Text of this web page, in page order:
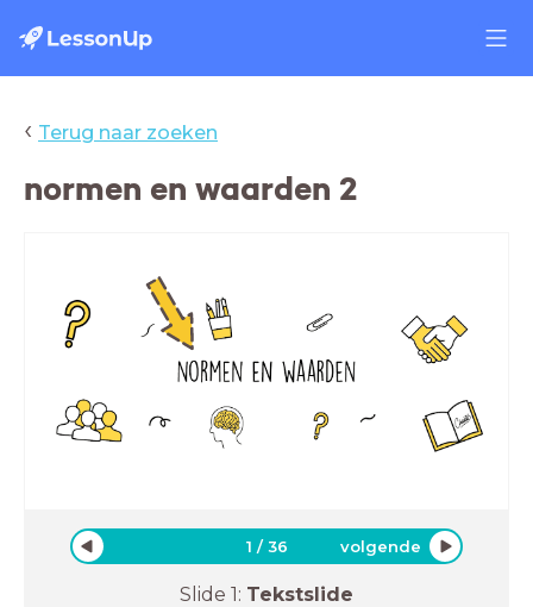
‹ Terug naar zoeken
normen en waarden 2
1 /36 volgende
Slide 1: Tekstslide